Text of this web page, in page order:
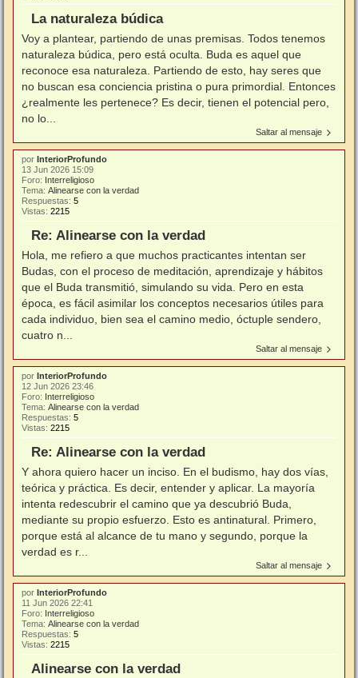
La naturaleza búdica
Voy a plantear, partiendo de unas premisas. Todos tenemos
naturaleza búdica, pero está oculta. Buda es aquel que
reconoce esa naturaleza. Partiendo de esto, hay seres que
no buscan esa conciencia pristina o pura primordial. Entonces
¿realmente les pertenece? Es decir, tienen el potencial pero,
no lo...
Saltar al mensaje
por InteriorProfundo
13 Jun 2026 15:09
Foro: Interreligioso
Tema: Alinearse con la verdad
Respuestas: 5
Vistas: 2215
Re: Alinearse con la verdad
Hola, me refiero a que muchos practicantes intentan ser
Budas, con el proceso de meditación, aprendizaje y hábitos
que el Buda transmitió, simulando su vida. Pero en esta
época, es fácil asimilar los conceptos necesarios útiles para
cada individuo, bien sea el camino medio, óctuple sendero,
cuatro n...
Saltar al mensaje
por InteriorProfundo
12 Jun 2026 23:46
Foro: Interreligioso
Tema: Alinearse con la verdad
Respuestas: 5
Vistas: 2215
Re: Alinearse con la verdad
Y ahora quiero hacer un inciso. En el budismo, hay dos vías,
teórica y práctica. Es decir, entender y aplicar. La mayoría
intenta redescubrir el camino que ya descubrió Buda,
mediante su propio esfuerzo. Esto es antinatural. Primero,
porque está al alcance de tu mano y segundo, porque la
verdad es r...
Saltar al mensaje
por InteriorProfundo
11 Jun 2026 22:41
Foro: Interreligioso
Tema: Alinearse con la verdad
Respuestas: 5
Vistas: 2215
Alinearse con la verdad